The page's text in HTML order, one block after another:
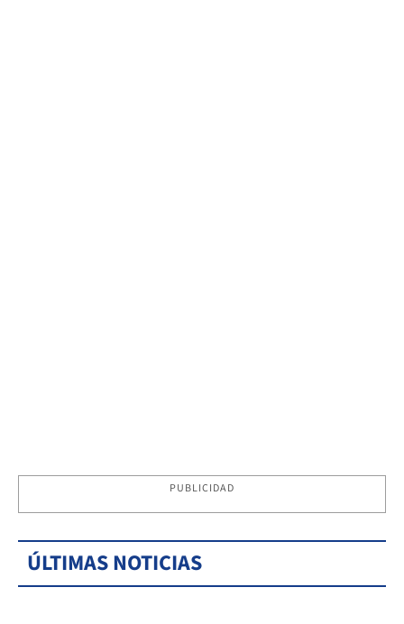
PUBLICIDAD
ÚLTIMAS NOTICIAS